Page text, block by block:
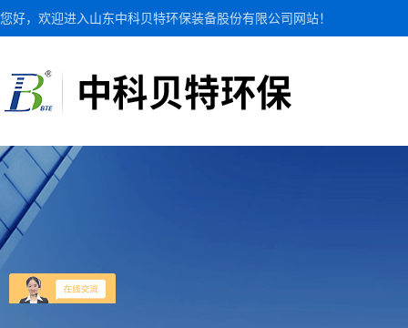
您好，欢迎进入山东中科贝特环保装备股份有限公司网站！